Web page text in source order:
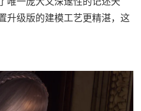
升级版的建模工艺更精湛，这